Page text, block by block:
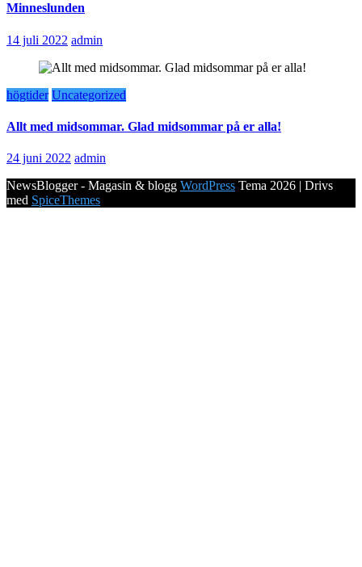
Minneslunden
14 juli 2022 admin
högtider Uncategorized
Allt med midsommar. Glad midsommar på er alla!
24 juni 2022 admin
NewsBlogger - Magasin & blogg WordPress Tema 2026 | Drivs
med SpiceThemes